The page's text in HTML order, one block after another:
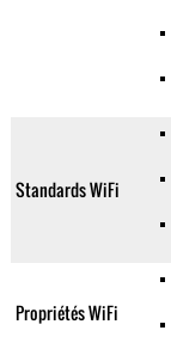
Standards WiFi
Propriétés WiFi